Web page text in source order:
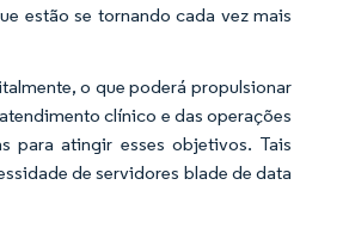
estão se tornando cada vez mais
o que poderá propulsionar
clínico e das operações
para atingir esses objetivos. Tais
de servidores blade de data